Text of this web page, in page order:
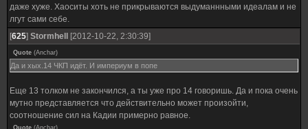
даже хуже. Хаоситы хоть не прикрываются выдуманнными идеалам и не
лгут сами себе.
[625] Stormhell [2012-10-22, 2:30:39]
Quote (Anchar)
Да и хых.14 ЧКП идёт. И империум в попе
Еще 13 толком не закончился, а ты уже про 14 говоришь. Да и пока очень
мутно представляется что действительно может произойти,
соотношение сил на Кадии примерно равное.
Quote (Anchar)